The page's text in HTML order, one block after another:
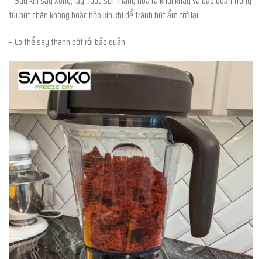
túi hút chân không hoặc hộp kín khí để tránh hút ẩm trở lại.
– Có thể say thành bột rồi bảo quản.